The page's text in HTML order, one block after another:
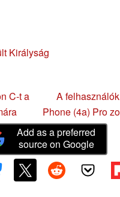
Királyság
C-t a
A
Phone (4a) Pro
Add as a preferred
source on Google